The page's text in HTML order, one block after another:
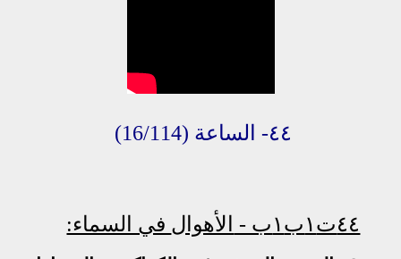
٤٤- الساعة (16/114)
٤٤ت١ب١ب - الأهوال في السماء: